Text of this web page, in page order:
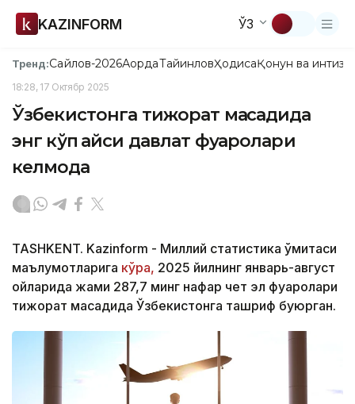
KAZINFORM ЎЗ
Тренд:Сайлов-2026АқордаТайинловҲодисаҚонун ва
18:28, 17 Октябр 2025
Ўзбекистонга тижорат мақсадида
энг кўп қайси давлат фуқаролари
келмоқда
TASHKENT. Kazinform - Миллий статистика қўмитаси
маълумотларига кўра, 2025 йилнинг январь-август
ойларида жами 287,7 минг нафар чет эл фуқаролари
тижорат мақсадида Ўзбекистонга ташриф буюрган.